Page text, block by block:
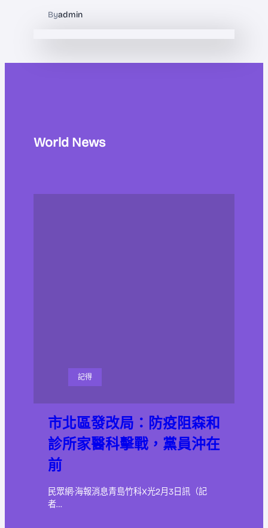
Byadmin
World News
記得
市北區發改局：防疫阻森和
診所家醫科擊戰，黨員沖在
前
民眾網·海報消息青島竹科X光2月3日訊（記
者…